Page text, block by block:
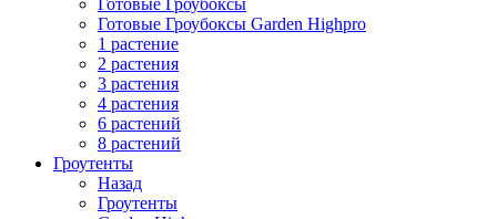
Готовые Гроубоксы
Готовые Гроубоксы Garden Highpro
1 растение
2 растения
3 растения
4 растения
6 растений
8 растений
Гроутенты
Назад
Гроутенты